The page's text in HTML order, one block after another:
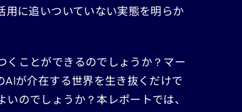
用に追いついていない実態を明らか
くことができるのでしょうか？マー
AIが介在する世界を生き抜くだけで
のでしょうか？本レポートでは、